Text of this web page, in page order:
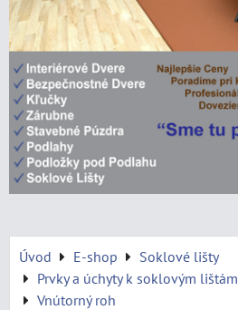
Úvod E-shop
Soklové lišty
Prvky a úchyty k soklovým lištám
Vnútorný roh